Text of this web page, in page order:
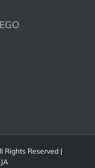
Rights Reserved |